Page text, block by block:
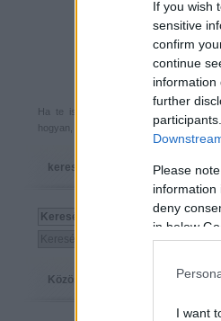
If you wish
sensitive
confirm
continue
information
further
Please
information
deny
in below
I want
Ha te is küldenél egy végigjátszást,
hogyan, hova, mikor, kivel és miért,
keresés
Közösség